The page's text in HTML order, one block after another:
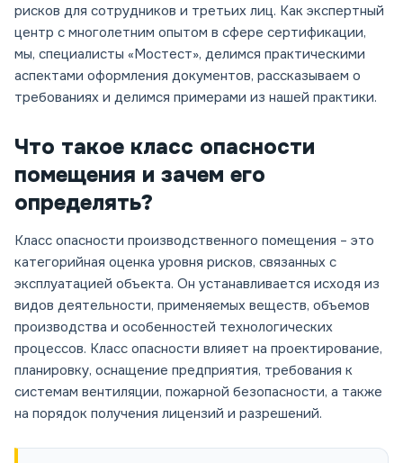
рисков для сотрудников и третьих лиц. Как экспертный
центр с многолетним опытом в сфере сертификации,
мы, специалисты «Мостест», делимся практическими
аспектами оформления документов, рассказываем о
требованиях и делимся примерами из нашей практики.
Что такое класс опасности
помещения и зачем его
определять?
Класс опасности производственного помещения – это
категорийная оценка уровня рисков, связанных с
эксплуатацией объекта. Он устанавливается исходя из
видов деятельности, применяемых веществ, объемов
производства и особенностей технологических
процессов. Класс опасности влияет на проектирование,
планировку, оснащение предприятия, требования к
системам вентиляции, пожарной безопасности, а также
на порядок получения лицензий и разрешений.